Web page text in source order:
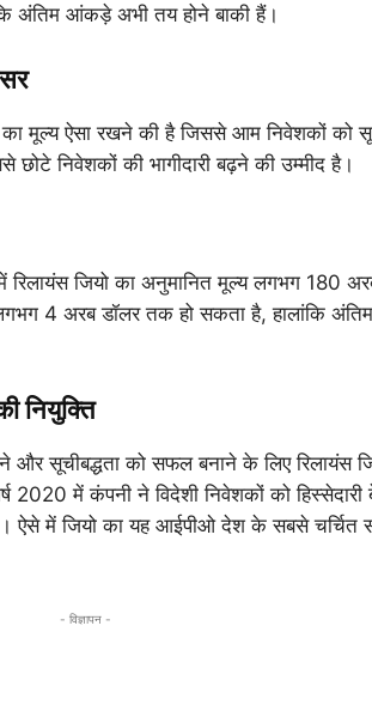
अंतिम आंकड़े अभी तय होने बाकी हैं।
मूल्य ऐसा रखने की है जिससे आम निवेशकों को
निवेशकों की भागीदारी बढ़ने की उम्मीद है।
रिलायंस जियो का अनुमानित मूल्य लगभग 180
4 अरब डॉलर तक हो सकता है, हालांकि
नियुक्ति
सूचीबद्धता को सफल बनाने के लिए रिलायंस
2020 में कंपनी ने विदेशी निवेशकों को
ऐसे में जियो का यह आईपीओ देश के सबसे चर्चित
- विज्ञापन -